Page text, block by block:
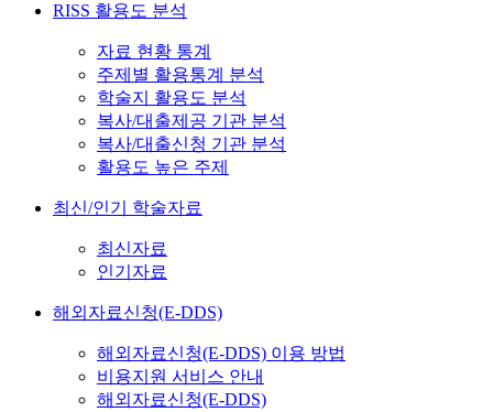
RISS 활용도 분석
자료 현황 통계
주제별 활용통계 분석
학술지 활용도 분석
복사/대출제공 기관 분석
복사/대출신청 기관 분석
활용도 높은 주제
최신/인기 학술자료
최신자료
인기자료
해외자료신청(E-DDS)
해외자료신청(E-DDS) 이용 방법
비용지원 서비스 안내
해외자료신청(E-DDS)